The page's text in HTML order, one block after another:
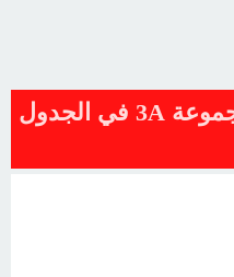
أذكر خواص عناصر المجموعة 3A في الجدول